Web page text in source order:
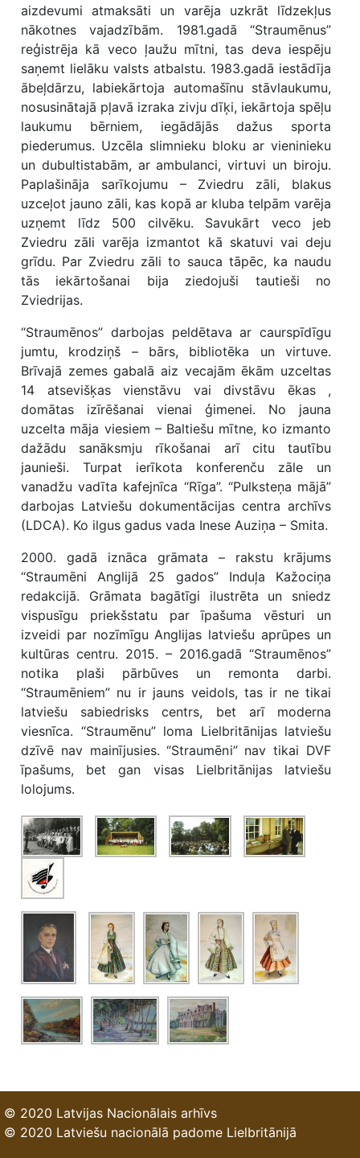
aizdevumi atmaksāti un varēja uzkrāt līdzekļus
nākotnes vajadzībām. 1981.gadā “Straumēnus”
reģistrēja kā veco ļaužu mītni, tas deva iespēju
saņemt lielāku valsts atbalstu. 1983.gadā iestādīja
ābeļdārzu, labiekārtoja automašīnu stāvlaukumu,
nosusinātajā pļavā izraka zivju dīķi, iekārtoja spēļu
laukumu bērniem, iegādājās dažus sporta
piederumus. Uzcēla slimnieku bloku ar vieninieku
un dubultistabām, ar ambulanci, virtuvi un biroju.
Paplašināja sarīkojumu – Zviedru zāli, blakus
uzceļot jauno zāli, kas kopā ar kluba telpām varēja
uzņemt līdz 500 cilvēku. Savukārt veco jeb
Zviedru zāli varēja izmantot kā skatuvi vai deju
grīdu. Par Zviedru zāli to sauca tāpēc, ka naudu
tās iekārtošanai bija ziedojuši tautieši no
Zviedrijas.
“Straumēnos” darbojas peldētava ar caurspīdīgu
jumtu, krodziņš – bārs, bibliotēka un virtuve.
Brīvajā zemes gabalā aiz vecajām ēkām uzceltas
14 atsevišķas vienstāvu vai divstāvu ēkas ,
domātas izīrēšanai vienai ģimenei. No jauna
uzcelta māja viesiem – Baltiešu mītne, ko izmanto
dažādu sanāksmju rīkošanai arī citu tautību
jaunieši. Turpat ierīkota konferenču zāle un
vanadžu vadīta kafejnīca “Rīga”. “Pulksteņa mājā”
darbojas Latviešu dokumentācijas centra archīvs
(LDCA). Ko ilgus gadus vada Inese Auziņa – Smita.
2000. gadā iznāca grāmata – rakstu krājums
“Straumēni Anglijā 25 gados” Induļa Kažociņa
redakcijā. Grāmata bagātīgi ilustrēta un sniedz
vispusīgu priekšstatu par īpašuma vēsturi un
izveidi par nozīmīgu Anglijas latviešu aprūpes un
kultūras centru. 2015. – 2016.gadā “Straumēnos”
notika plaši pārbūves un remonta darbi.
“Straumēniem” nu ir jauns veidols, tas ir ne tikai
latviešu sabiedrisks centrs, bet arī moderna
viesnīca. “Straumēnu” loma Lielbritānijas latviešu
dzīvē nav mainījusies. “Straumēni” nav tikai DVF
īpašums, bet gan visas Lielbritānijas latviešu
lolojums.
© 2020 Latvijas Nacionālais arhīvs
© 2020 Latviešu nacionālā padome Lielbritānijā